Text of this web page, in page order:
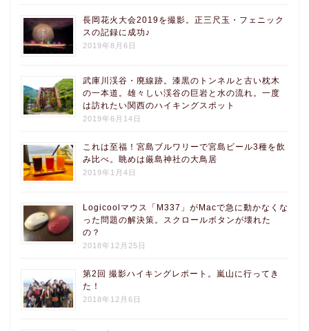
長岡花火大会2019を撮影。正三尺玉・フェニック
スの記録に成功♪
2019年8月6日
武庫川渓谷・廃線跡。漆黒のトンネルと古い枕木
の一本道。雄々しい渓谷の巨岩と水の流れ。一度
は訪れたい関西のハイキングスポット
2019年6月14日
これは至福！宮島ブルワリーで宮島ビール3種を飲
み比べ。眺めは厳島神社の大鳥居
2019年1月4日
Logicoolマウス「M337」がMacで急に動かなくな
った問題の解決策。スクロールボタンが壊れた
の？
2018年12月25日
第2回 撮影ハイキングレポート。嵐山に行ってき
た！
2018年12月6日